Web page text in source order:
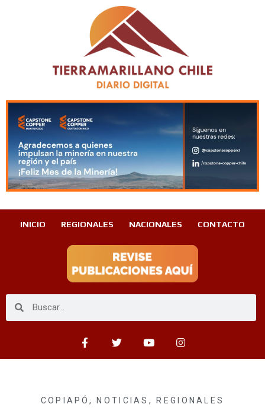
INICIO REGIONALES NACIONALES CONTACTO
COPIAPÓ ,NOTICIAS ,REGIONALES